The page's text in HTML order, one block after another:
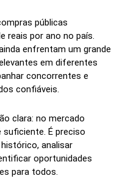
públicas
reais por ano no país.
enfrentam um grande
em diferentes
concorrentes e
confiáveis.
clara: no mercado
É preciso
analisar
oportunidades
para todos.